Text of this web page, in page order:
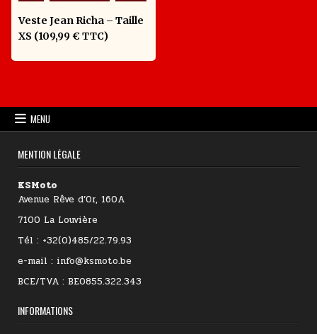
Veste Jean Richa – Taille
XS (109,99 € TTC)
MENU
MENTION LÉGALE
KSMoto
Avenue Rêve d’Or, 160A
7100 La Louvière
Tél : +32(0)485/22.79.93
e-mail : info@ksmoto.be
BCE/TVA : BE0855.322.343
INFORMATIONS